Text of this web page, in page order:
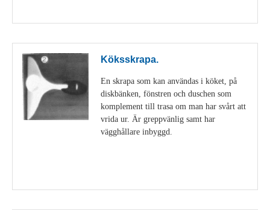
Köksskrapa.
En skrapa som kan användas i köket, på
diskbänken, fönstren och duschen som
komplement till trasa om man har svårt att
vrida ur. Är greppvänlig samt har
vägghållare inbyggd.